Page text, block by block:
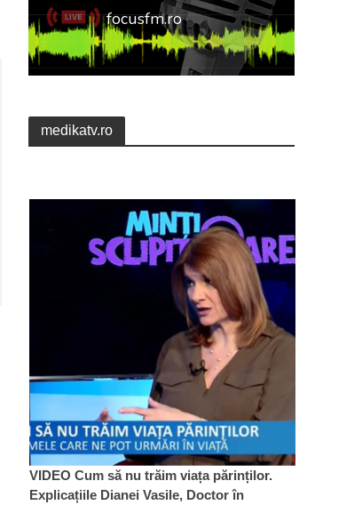
medikatv.ro
VIDEO Cum să nu trăim viața părinților.
Explicațiile Dianei Vasile, Doctor în